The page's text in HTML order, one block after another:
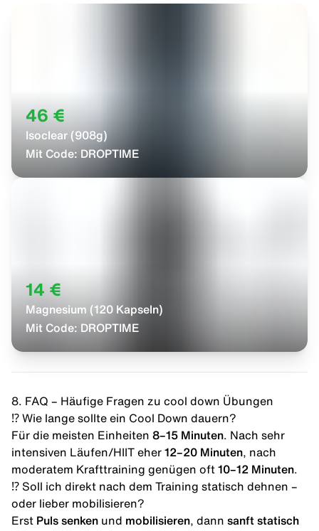
46 €
Isoclear (908g)
Mit Code: DROPTIME
14 €
Magnesium (120 Kapseln)
Mit Code: DROPTIME
8. FAQ – Häufige Fragen zu cool down Übungen
⁉️ Wie lange sollte ein Cool Down dauern?
Für die meisten Einheiten 8–15 Minuten . Nach sehr
intensiven Läufen/HIIT eher 12–20 Minuten , nach
moderatem Krafttraining genügen oft 10–12 Minuten
⁉️ Soll ich direkt nach dem Training statisch dehnen –
oder lieber mobilisieren?
Erst Puls senken und mobilisieren , dann sanft statisch